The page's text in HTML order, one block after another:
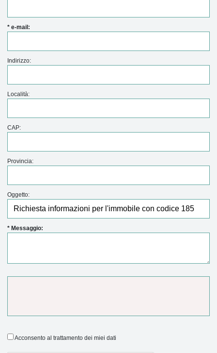
* e-mail:
Indirizzo:
Località:
CAP:
Provincia:
Oggetto:
* Messaggio:
Acconsento al trattamento dei miei dati